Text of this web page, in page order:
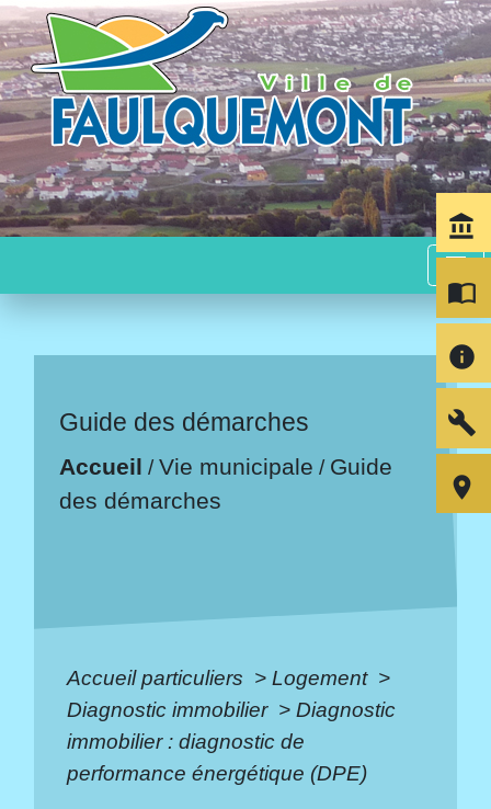
menu
Guide des démarches
Accueil /Vie municipale / Guide
des démarches
Accueil particuliers > Logement >
Diagnostic immobilier > Diagnostic
immobilier : diagnostic de
performance énergétique (DPE)
account_balance
import_contacts
info
build
room